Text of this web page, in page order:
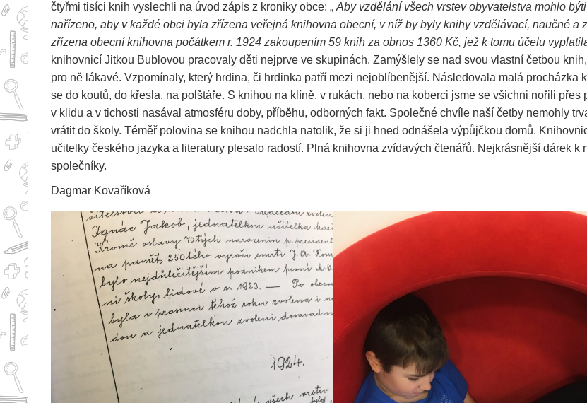
čtyřmi tisíci knih vyslechli na úvod zápis z kroniky obce: „ Aby vzdělání všech vrstev obyvatelstva mohlo
nařízeno, aby v každé obci byla zřízena veřejná knihovna obecní, v níž by byly knihy vzdělávací, naučné
zřízena obecní knihovna počátkem r. 1924 zakoupením 59 knih za obnos 1360 Kč, jež k tomu účelu
knihovnicí Jitkou Bublovou pracovaly děti nejprve ve skupinách. Zamýšlely se nad svou vlastní četbou
pro ně lákavé. Vzpomínaly, který hrdina, či hrdinka patří mezi nejoblíbenější. Následovala malá
se do koutů, do křesla, na polštáře. S knihou na klíně, v rukách, nebo na koberci jsme se všichni nořili
v klidu a v tichosti nasával atmosféru doby, příběhu, odborných fakt. Společné chvíle naší četby nemohly
vrátit do školy. Téměř polovina se knihou nadchla natolik, že si ji hned odnášela výpůjčkou domů.
učitelky českého jazyka a literatury plesalo radostí. Plná knihovna zvídavých čtenářů. Nejkrásnější dárek
společníky.
Dagmar Kovaříková